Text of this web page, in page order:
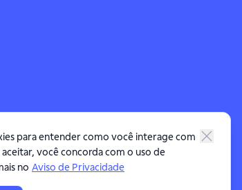
para entender como você interage com
aceitar, você concorda com o uso de
no Aviso de Privacidade